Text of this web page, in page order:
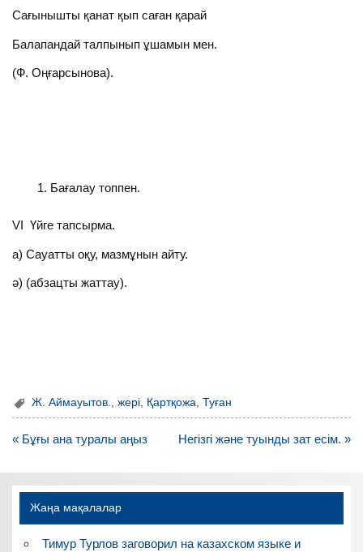
Сағынышты қанат қып саған қарай
Балапандай талпынып ұшамын мен.
(Ф. Оңғарсынова).
Бағалау топпен.
VI Үйге тапсырма.
а) Сауатты оқу, мазмұнын айту.
ә) (абзацты жаттау).
Ж. Аймауытов. ,жері Қартқожа ,Туған
Навигация
записям
« Бұғы ана туралы аңыз Негізгі және туынды зат есім. »
Жаңа мақалалар
Тимур Турлов заговорил на казахском языке и